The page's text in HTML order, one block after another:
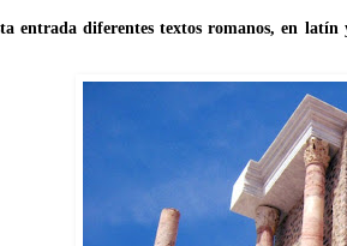
entrada diferentes textos romanos, en